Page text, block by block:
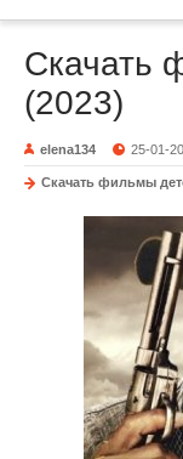
Скачать
(2023)
elena134 25-01-
Скачать фильмы